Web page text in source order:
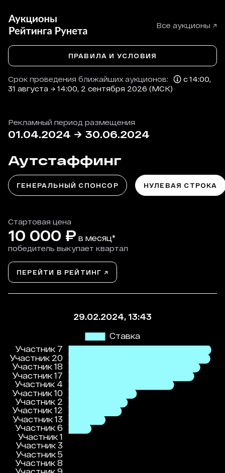
Все аукционы ↗
Срок проведения ближайших аукционов:
с 14:00,
31 августа → 14:00, 2 сентября 2026 (МСК)
ПРАВИЛА И УСЛОВИЯ
Рекламный период размещения
01.04.2024 → 30.06.2024
Аутстаффинг
ГЕНЕРАЛЬНЫЙ СПОНСОР НУЛЕВАЯ СТРОКА
Стартовая цена
10 000 ₽ в месяц*
победитель выкупает квартал
ПЕРЕЙТИ В РЕЙТИНГ ↗